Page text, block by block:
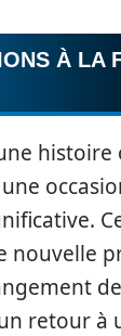
À LA
nouvelle
retour à